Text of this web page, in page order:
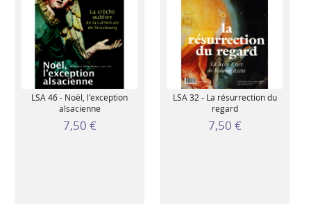
LSA 46 - Noël, l'exception
alsacienne
7,50 €
LSA 32 - La résurrection du
regard
7,50 €